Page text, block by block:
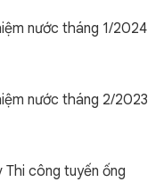
nước tháng 1/2024
nước tháng 2/2023
Thi công tuyến ống